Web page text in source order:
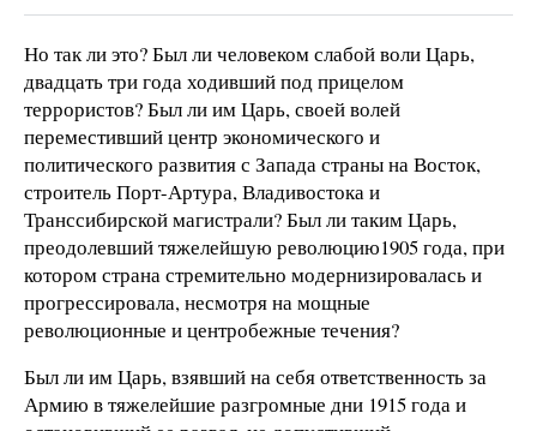
Но так ли это? Был ли человеком слабой воли Царь,
двадцать три года ходивший под прицелом
террористов? Был ли им Царь, своей волей
переместивший центр экономического и
политического развития с Запада страны на Восток,
строитель Порт-Артура, Владивостока и
Транссибирской магистрали? Был ли таким Царь,
преодолевший тяжелейшую революцию1905 года, при
котором страна стремительно модернизировалась и
прогрессировала, несмотря на мощные
революционные и центробежные течения?
Был ли им Царь, взявший на себя ответственность за
Армию в тяжелейшие разгромные дни 1915 года и